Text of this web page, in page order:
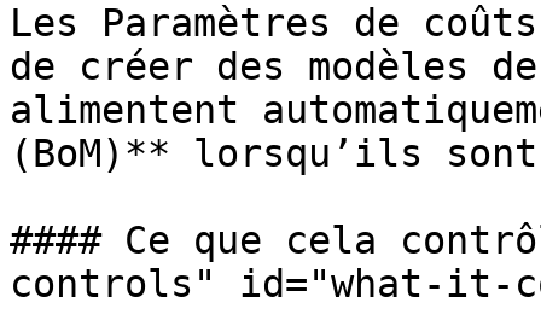
Les Paramètres de
de créer des modèles
alimentent
(BoM)** lorsqu’ils
#### Ce que cela
controls" id="what-it-